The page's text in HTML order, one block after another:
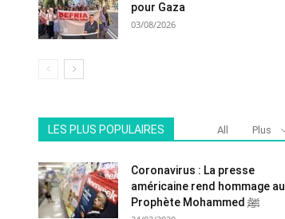
pour Gaza
03/08/2026
LES PLUS POPULAIRES All Plus
Coronavirus : La presse
américaine rend hommage au
Prophète Mohammed ﷺ